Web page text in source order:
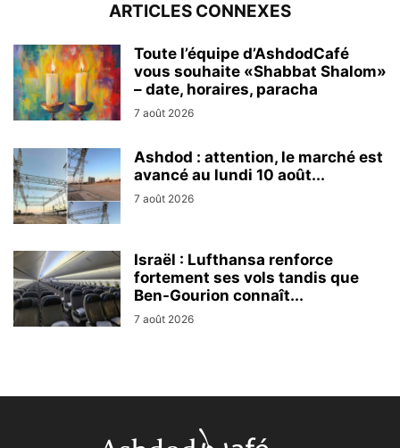
ARTICLES CONNEXES
Toute l’équipe d’AshdodCafé
vous souhaite «Shabbat Shalom»
– date, horaires, paracha
7 août 2026
Ashdod : attention, le marché est
avancé au lundi 10 août...
7 août 2026
Israël : Lufthansa renforce
fortement ses vols tandis que
Ben-Gourion connaît...
7 août 2026